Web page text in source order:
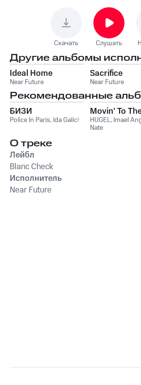
Скачать Слушать
Другие альбомы
Ideal Home
Near Future
Sacrifice
Near Future
Рекомендованные
БИЗИ
Police In Paris, Ida Galich
Movin' To
HUGEL, Imael
Nate
О треке
Лейбл
Blanc Check
Исполнитель
Near Future